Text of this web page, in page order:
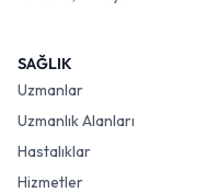
SAĞLIK
Uzmanlar
Uzmanlık Alanları
Hastalıklar
Hizmetler